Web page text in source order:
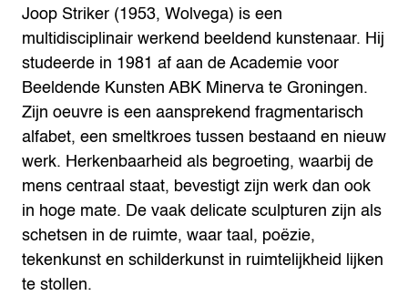
Joop Striker (1953, Wolvega) is een
multidisciplinair werkend beeldend kunstenaar. Hij
studeerde in 1981 af aan de Academie voor
Beeldende Kunsten ABK Minerva te Groningen.
Zijn oeuvre is een aansprekend fragmentarisch
alfabet, een smeltkroes tussen bestaand en nieuw
werk. Herkenbaarheid als begroeting, waarbij de
mens centraal staat, bevestigt zijn werk dan ook
in hoge mate. De vaak delicate sculpturen zijn als
schetsen in de ruimte, waar taal, poëzie,
tekenkunst en schilderkunst in ruimtelijkheid lijken
te stollen.